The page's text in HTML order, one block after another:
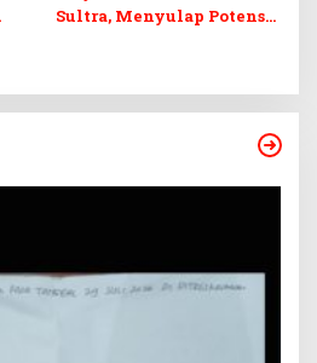
Sultra, Menyulap Potensi